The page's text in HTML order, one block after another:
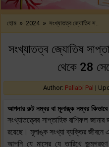
হোম » 2024 » সংখ্যাতত্ব জ্যোতিষ স..
সংখ্যাতত্ব জ্যোতিষ
থেকে 28
Author: Pallabi Pal |
আপনার রুট নম্বর বা মূলাঙ্ক নম্বর কিভাবে
সংখ্যাতত্ত্বের সাপ্তাহিক রাশিফল
রয়েছে। মূলাঙ্ক সংখ্যা ব্যক্তির জীবনে
আপনি যে মাসের যে তারিখে